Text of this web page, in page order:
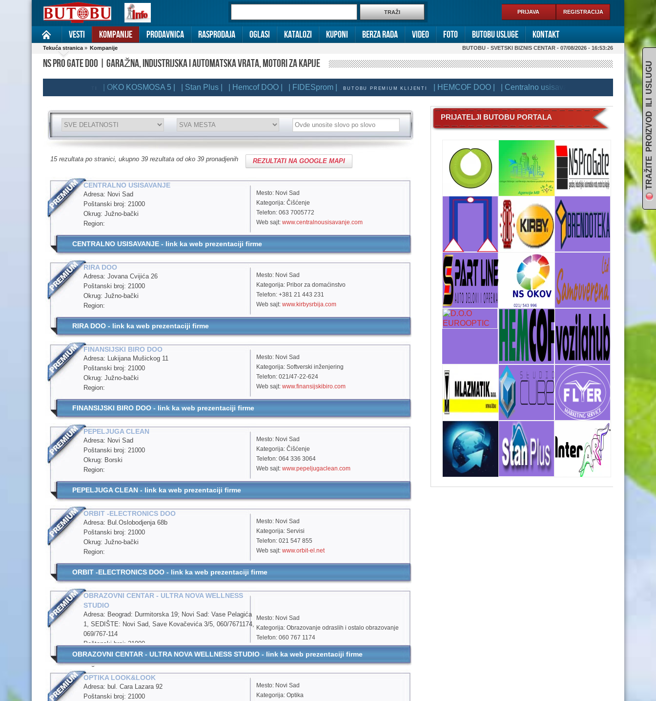
REGISTRACIJA
PRIJAVA
Vesti Kompanije Prodavnica Rasprodaja Oglasi Katalozi Kuponi Berza rada Video Foto Butobu usluge Kontakt
Tekuća stranica » Kompanije BUTOBU - SVETSKI BIZNIS CENTAR - 07/08/2026 - 16:53:26
NS PRO GATE DOO | GARAŽNA, INDUSTRIJSKA I AUTOMATSKA VRATA, MOTORI ZA KAPIJE
| OKO KOSMOSA 5 | | Stan Plus | | Hemcof DOO | | FIDESprom | BUTOBU PREMIUM KLIJENTI | HEMCOF DOO | | Centralno usisavanje | | DRAGAN
15 rezultata po stranici, ukupno 39 rezultata od oko 39 pronadjenih REZULTATI NA GOOGLE MAPI
CENTRALNO USISAVANJE
Adresa: Novi Sad
Poštanski broj: 21000
Okrug: Južno-bački
Region:
Mesto: Novi Sad
Kategorija: Čišćenje
Telefon: 063 7005772
Web sajt:www.centralnousisavanje.com
CENTRALNO USISAVANJE - link ka web prezentaciji firme
RIRA DOO
Adresa: Jovana Cvijića 26
Poštanski broj: 21000
Okrug: Južno-bački
Region:
Mesto: Novi Sad
Kategorija: Pribor za domaćinstvo
Telefon: +381 21 443 231
Web sajt:www.kirbysrbija.com
RIRA DOO - link ka web prezentaciji firme
FINANSIJSKI BIRO DOO
Adresa: Lukijana Mušickog 11
Poštanski broj: 21000
Okrug: Južno-bački
Region:
Mesto: Novi Sad
Kategorija: Softverski inženjering
Telefon: 021/47-22-624
Web sajt:www.finansijskibiro.com
FINANSIJSKI BIRO DOO - link ka web prezentaciji firme
PEPELJUGA CLEAN
Adresa: Novi Sad
Poštanski broj: 21000
Okrug: Borski
Region:
Mesto: Novi Sad
Kategorija: Čišćenje
Telefon: 064 336 3064
Web sajt:www.pepeljugaclean.com
PEPELJUGA CLEAN - link ka web prezentaciji firme
ORBIT -ELECTRONICS DOO
Adresa: Bul.Oslobodjenja 68b
Poštanski broj: 21000
Okrug: Južno-bački
Region:
Mesto: Novi Sad
Kategorija: Servisi
Telefon: 021 547 855
Web sajt:www.orbit-el.net
ORBIT -ELECTRONICS DOO - link ka web prezentaciji firme
OBRAZOVNI CENTAR - ULTRA NOVA WELLNESS
STUDIO
Adresa: Beograd: Durmitorska 19; Novi Sad: Vase Pelagića
1, SEDIŠTE: Novi Sad, Save Kovačevića 3/5, 060/7671174,
069/767-114
Poštanski broj: 21000
Okrug: Južno-bački
Region:
Mesto: Novi Sad
Kategorija: Obrazovanje odraslih i ostalo obrazovanje
Telefon: 060 767 1174
Web sajt:www.ultranova.rs
OBRAZOVNI CENTAR - ULTRA NOVA WELLNESS STUDIO - link ka web prezentaciji firme
OPTIKA LOOK&LOOK
Adresa: bul. Cara Lazara 92
Poštanski broj: 21000
Mesto: Novi Sad
Kategorija: Optika
PRIJATELJI BUTOBU PORTALA TRAŽITE PROIZVOD ILI USLUGU